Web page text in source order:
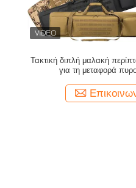
Τακτική διπλή μαλακή
για τη μεταφορά